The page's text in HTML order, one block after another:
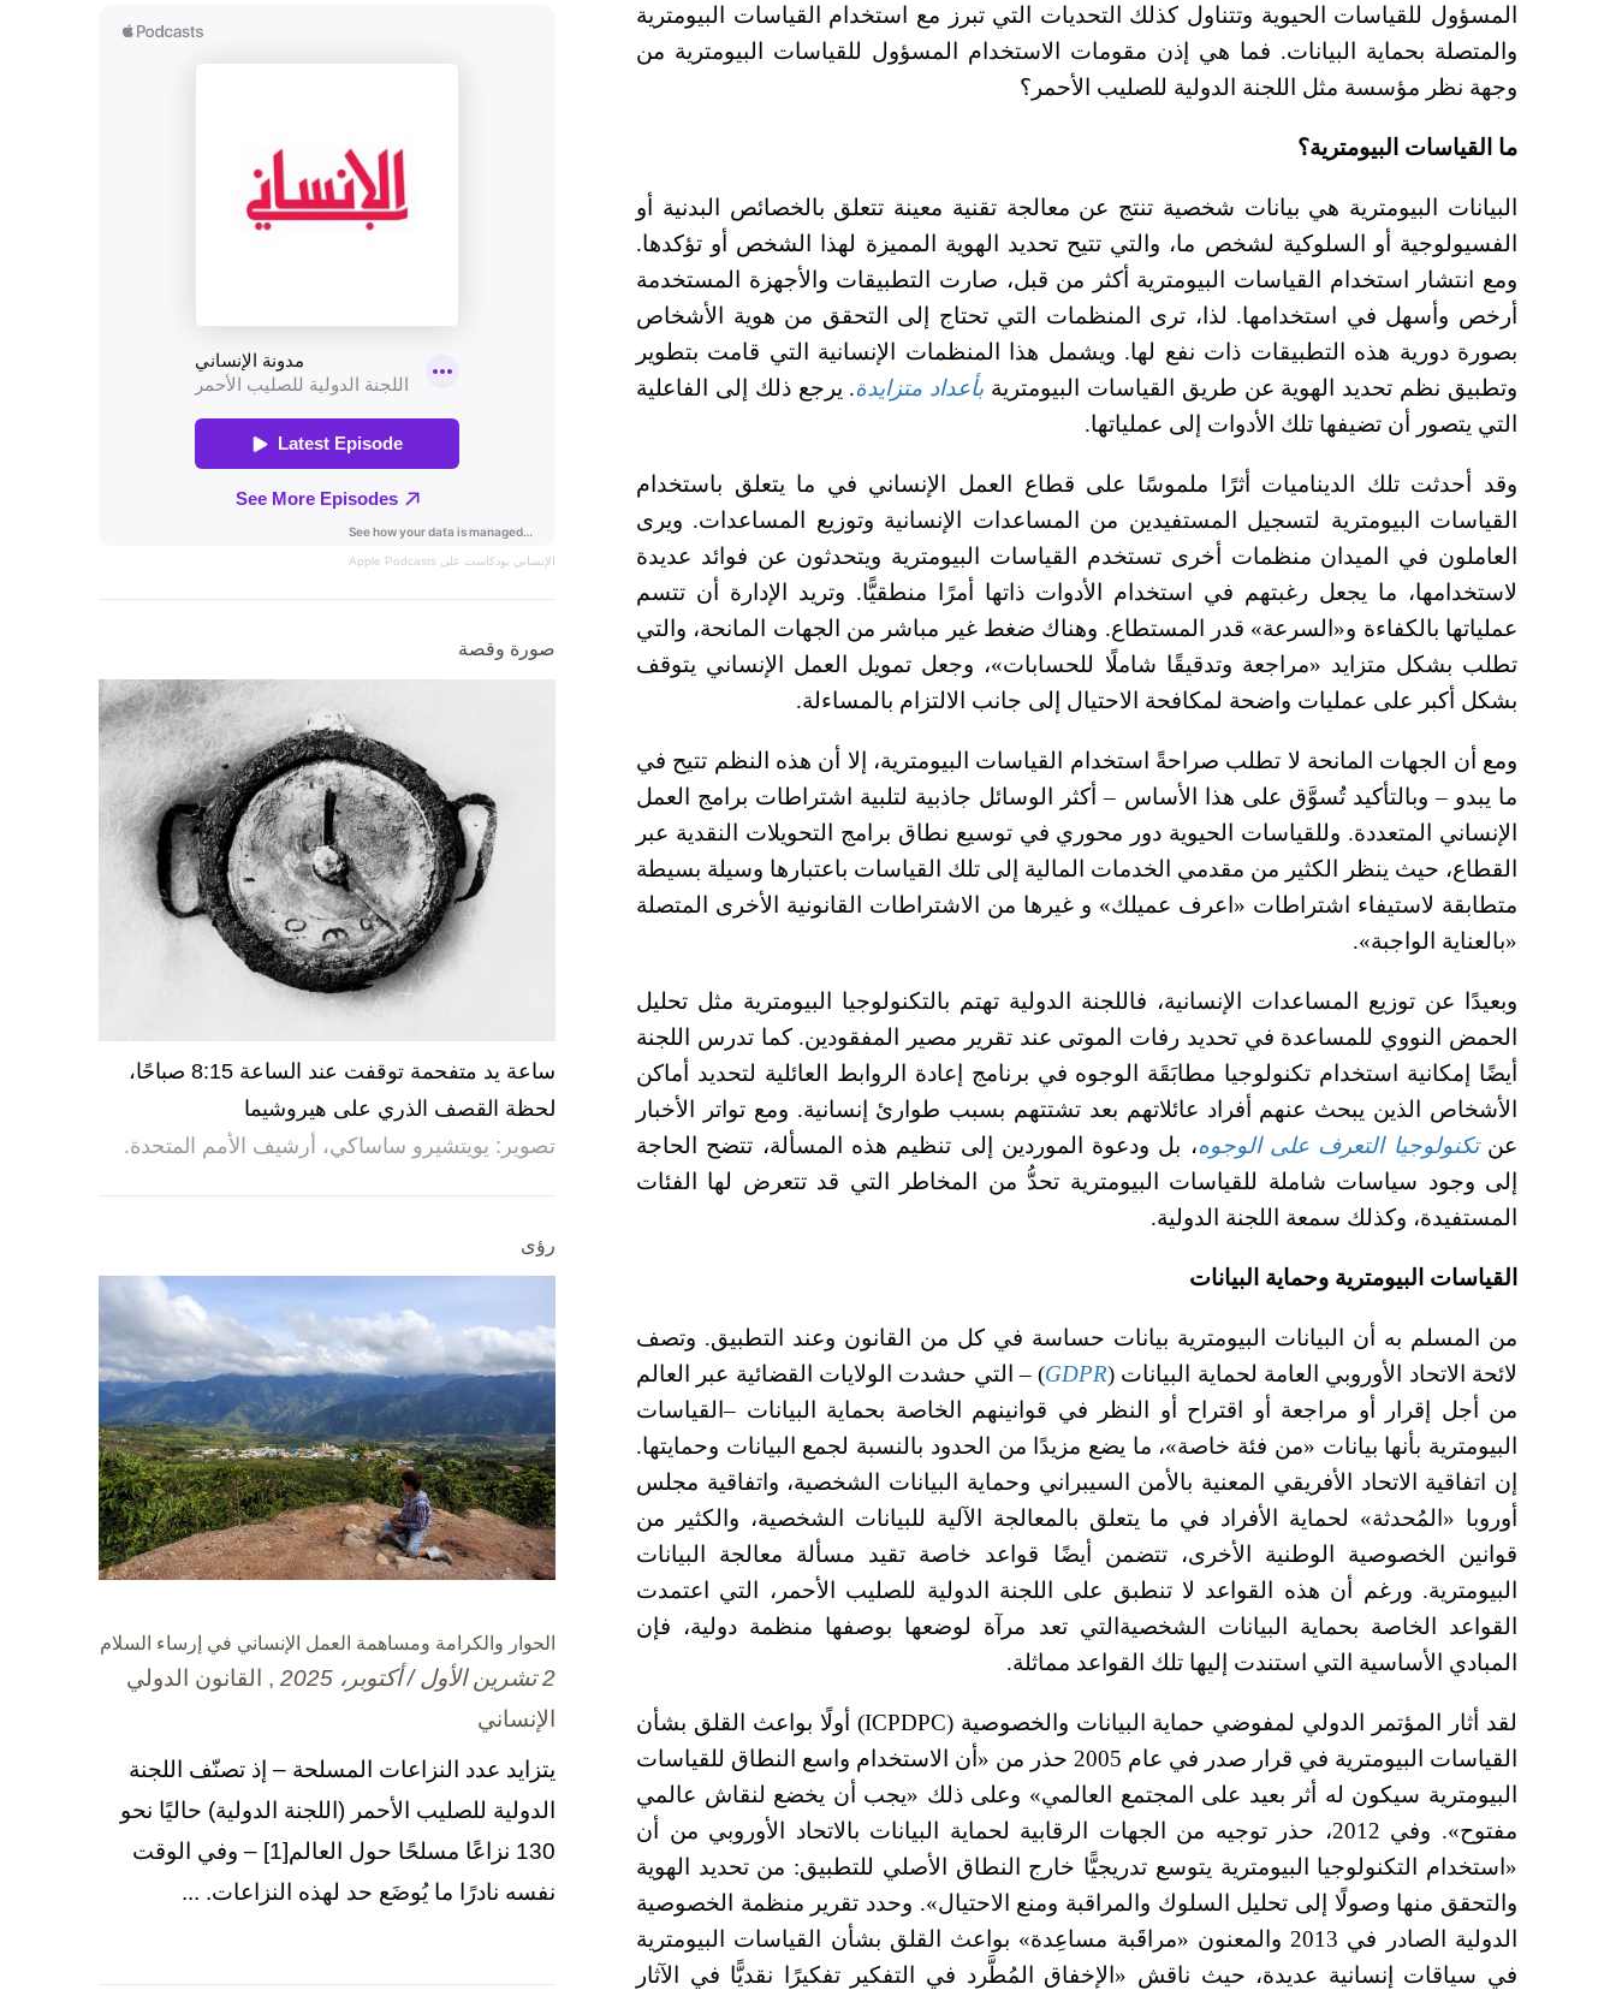
المسؤول للقياسات الحيوية وتتناول كذلك التحديات التي تبرز مع استخدام القياسات البيومترية
والمتصلة بحماية البيانات. فما هي إذن مقومات الاستخدام المسؤول للقياسات البيومترية من
وجهة نظر مؤسسة مثل اللجنة الدولية للصليب الأحمر؟
ما القياسات البيومترية؟
البيانات البيومترية هي بيانات شخصية تنتج عن معالجة تقنية معينة تتعلق بالخصائص البدنية أو
الفسيولوجية أو السلوكية لشخص ما، والتي تتيح تحديد الهوية المميزة لهذا الشخص أو تؤكدها.
ومع انتشار استخدام القياسات البيومترية أكثر من قبل، صارت التطبيقات والأجهزة المستخدمة
أرخص وأسهل في استخدامها. لذا، ترى المنظمات التي تحتاج إلى التحقق من هوية الأشخاص
بصورة دورية هذه التطبيقات ذات نفع لها. ويشمل هذا المنظمات الإنسانية التي قامت بتطوير
وتطبيق نظم تحديد الهوية عن طريق القياسات البيومترية بأعداد متزايدة. يرجع ذلك إلى الفاعلية
التي يتصور أن تضيفها تلك الأدوات إلى عملياتها.
وقد أحدثت تلك الديناميات أثرًا ملموسًا على قطاع العمل الإنساني في ما يتعلق باستخدام
القياسات البيومترية لتسجيل المستفيدين من المساعدات الإنسانية وتوزيع المساعدات. ويرى
العاملون في الميدان منظمات أخرى تستخدم القياسات البيومترية ويتحدثون عن فوائد عديدة
لاستخدامها، ما يجعل رغبتهم في استخدام الأدوات ذاتها أمرًا منطقيًّا. وتريد الإدارة أن تتسم
عملياتها بالكفاءة و«السرعة» قدر المستطاع. وهناك ضغط غير مباشر من الجهات المانحة، والتي
تطلب بشكل متزايد «مراجعة وتدقيقًا شاملًا للحسابات»، وجعل تمويل العمل الإنساني يتوقف
بشكل أكبر على عمليات واضحة لمكافحة الاحتيال إلى جانب الالتزام بالمساءلة.
ومع أن الجهات المانحة لا تطلب صراحةً استخدام القياسات البيومترية، إلا أن هذه النظم تتيح في
ما يبدو – وبالتأكيد تُسوَّق على هذا الأساس – أكثر الوسائل جاذبية لتلبية اشتراطات برامج العمل
الإنساني المتعددة. وللقياسات الحيوية دور محوري في توسيع نطاق برامج التحويلات النقدية عبر
القطاع، حيث ينظر الكثير من مقدمي الخدمات المالية إلى تلك القياسات باعتبارها وسيلة بسيطة
متطابقة لاستيفاء اشتراطات «اعرف عميلك» و غيرها من الاشتراطات القانونية الأخرى المتصلة
«بالعناية الواجبة».
وبعيدًا عن توزيع المساعدات الإنسانية، فاللجنة الدولية تهتم بالتكنولوجيا البيومترية مثل تحليل
الحمض النووي للمساعدة في تحديد رفات الموتى عند تقرير مصير المفقودين. كما تدرس اللجنة
أيضًا إمكانية استخدام تكنولوجيا مطابَقَة الوجوه في برنامج إعادة الروابط العائلية لتحديد أماكن
الأشخاص الذين يبحث عنهم أفراد عائلاتهم بعد تشتتهم بسبب طوارئ إنسانية. ومع تواتر الأخبار
عنتكنولوجيا التعرف على الوجوه، بل ودعوة الموردين إلى تنظيم هذه المسألة، تتضح الحاجة
إلى وجود سياسات شاملة للقياسات البيومترية تحدُّ من المخاطر التي قد تتعرض لها الفئات
المستفيدة، وكذلك سمعة اللجنة الدولية.
القياسات البيومترية وحماية البيانات
من المسلم به أن البيانات البيومترية بيانات حساسة في كل من القانون وعند التطبيق. وتصف
لائحة الاتحاد الأوروبي العامة لحماية البيانات (GDPR) – التي حشدت الولايات القضائية عبر العالم
من أجل إقرار أو مراجعة أو اقتراح أو النظر في قوانينهم الخاصة بحماية البيانات –القياسات
البيومترية بأنها بيانات «من فئة خاصة»، ما يضع مزيدًا من الحدود بالنسبة لجمع البيانات وحمايتها.
إن اتفاقية الاتحاد الأفريقي المعنية بالأمن السيبراني وحماية البيانات الشخصية، واتفاقية مجلس
أوروبا «المُحدثة» لحماية الأفراد في ما يتعلق بالمعالجة الآلية للبيانات الشخصية، والكثير من
قوانين الخصوصية الوطنية الأخرى، تتضمن أيضًا قواعد خاصة تقيد مسألة معالجة البيانات
البيومترية. ورغم أن هذه القواعد لا تنطبق على اللجنة الدولية للصليب الأحمر، التي اعتمدت
القواعد الخاصة بحماية البيانات الشخصيةالتي تعد مرآة لوضعها بوصفها منظمة دولية، فإن
المبادي الأساسية التي استندت إليها تلك القواعد مماثلة.
لقد أثار المؤتمر الدولي لمفوضي حماية البيانات والخصوصية (ICPDPC) أولًا بواعث القلق بشأن
القياسات البيومترية في قرار صدر في عام 2005 حذر من «أن الاستخدام واسع النطاق للقياسات
البيومترية سيكون له أثر بعيد على المجتمع العالمي» وعلى ذلك «يجب أن يخضع لنقاش عالمي
مفتوح». وفي 2012، حذر توجيه من الجهات الرقابية لحماية البيانات بالاتحاد الأوروبي من أن
«استخدام التكنولوجيا البيومترية يتوسع تدريجيًّا خارج النطاق الأصلي للتطبيق: من تحديد الهوية
والتحقق منها وصولًا إلى تحليل السلوك والمراقبة ومنع الاحتيال». وحدد تقرير منظمة الخصوصية
الدولية الصادر في 2013 والمعنون «مراقَبة مساعِدة» بواعث القلق بشأن القياسات البيومترية
في سياقات إنسانية عديدة، حيث ناقش «الإخفاق المُطَّرد في التفكير تفكيرًا نقديًّا في الآثار
الإنساني بودكاست على Apple Podcasts
صورة وقصة
ساعة يد متفحمة توقفت عند الساعة 8:15 صباحًا،
لحظة القصف الذري على هيروشيما
تصوير: يويتشيرو ساساكي، أرشيف الأمم المتحدة.
رؤى
الحوار والكرامة ومساهمة العمل الإنساني في إرساء السلام
2 تشرين الأول / أكتوبر، 2025
, القانون الدولي
الإنساني
يتزايد عدد النزاعات المسلحة – إذ تصنّف اللجنة
الدولية للصليب الأحمر (اللجنة الدولية) حاليًا نحو
130 نزاعًا مسلحًا حول العالم[1] – وفي الوقت
نفسه نادرًا ما يُوضَع حد لهذه النزاعات. ...